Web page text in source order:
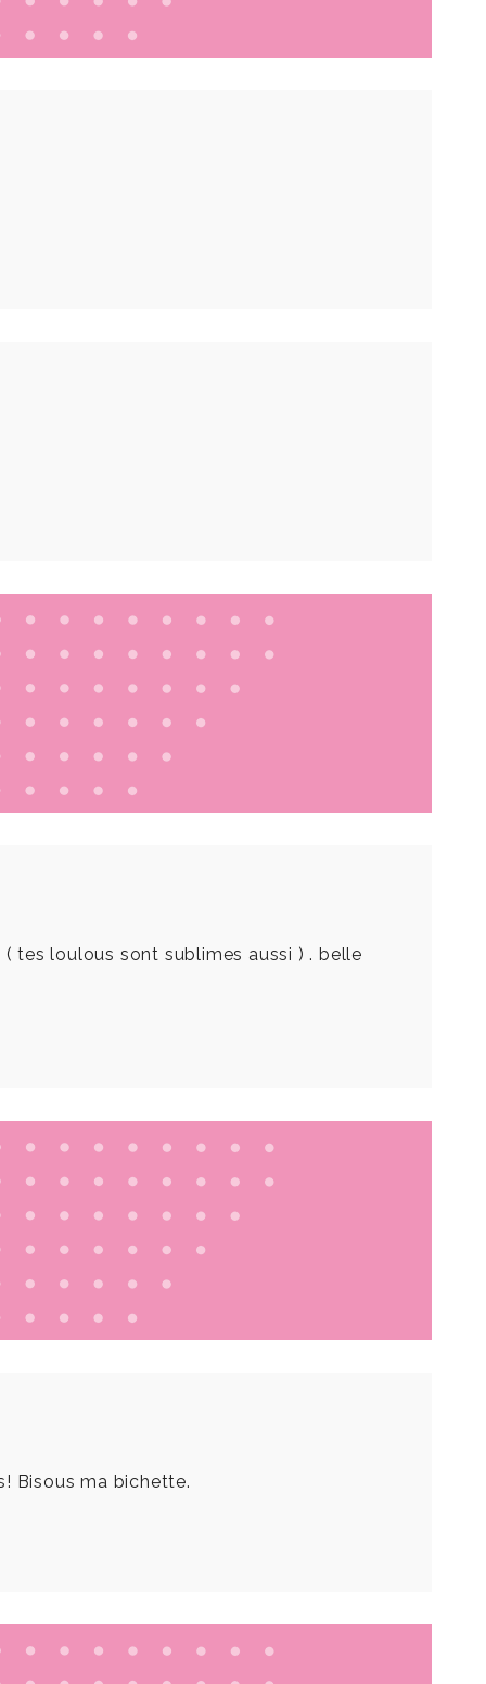
tes loulous sont sublimes aussi ) . belle
Bisous ma bichette.